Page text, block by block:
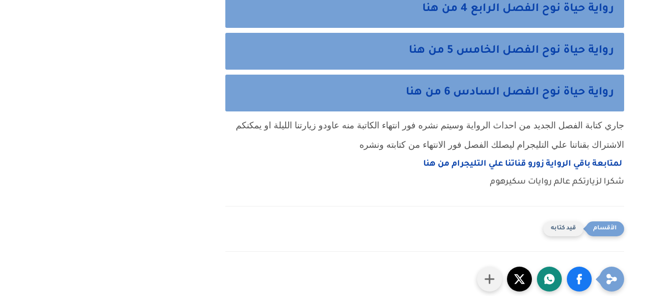
رواية حياة نوح الفصل الرابع 4 من هنا
رواية حياة نوح الفصل الخامس 5 من هنا
رواية حياة نوح الفصل السادس 6 من هنا
جاري كتابة الفصل الجديد من احداث الرواية وسيتم نشره فور انتهاء الكاتبة منه عاودو زيارتنا الليلة او يمكنكم
الاشتراك بقناتنا علي التليجرام ليصلك الفصل فور الانتهاء من كتابته ونشره
لمتابعة باقي الرواية زورو قناتنا علي التليجرام من هنا
شكرا لزيارتكم عالم روايات سكيرهوم
قيد كتابه